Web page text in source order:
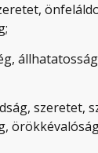
szeretet,